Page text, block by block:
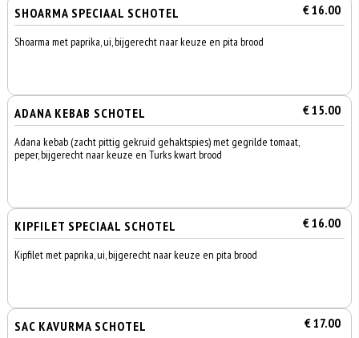
SHOARMA SPECIAAL SCHOTEL € 16.00
Shoarma met paprika, ui, bijgerecht naar keuze en pita brood
ADANA KEBAB SCHOTEL € 15.00
Adana kebab (zacht pittig gekruid gehaktspies) met gegrilde tomaat,
peper, bijgerecht naar keuze en Turks kwart brood
KIPFILET SPECIAAL SCHOTEL € 16.00
Kipfilet met paprika, ui, bijgerecht naar keuze en pita brood
SAC KAVURMA SCHOTEL € 17.00